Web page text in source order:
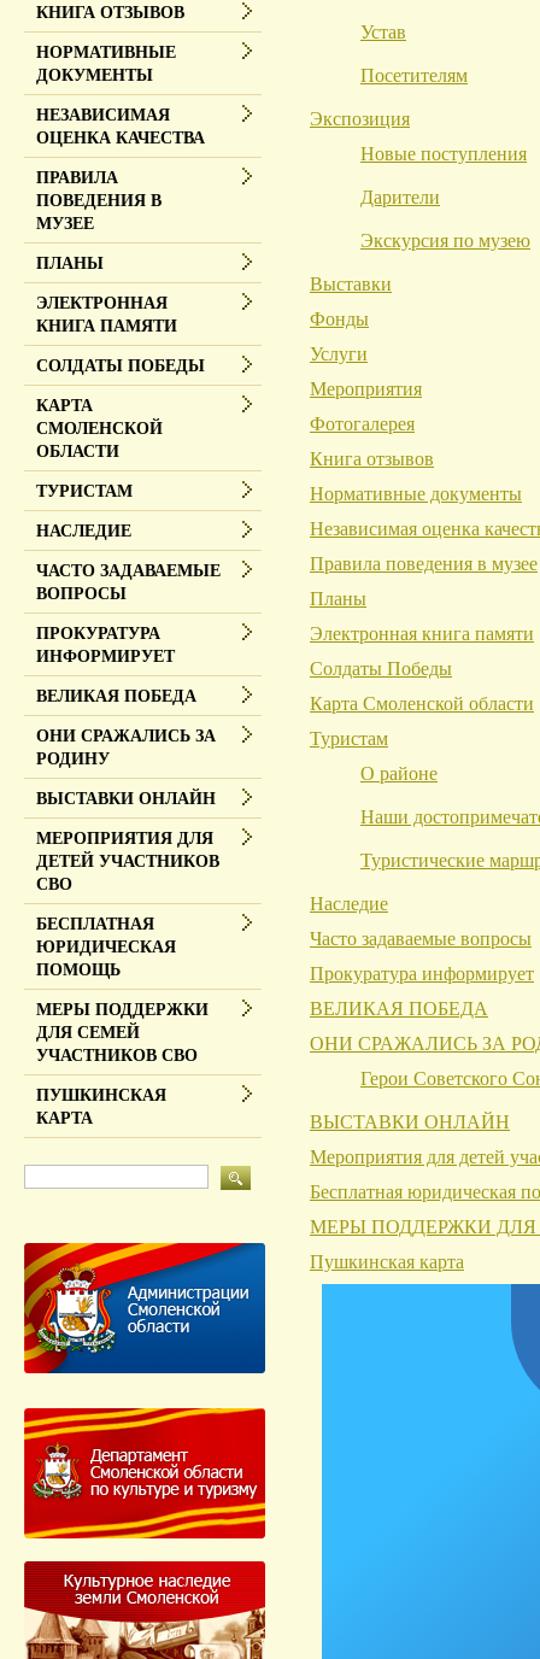
Устав
Посетителям
Экспозиция
Новые поступления
Дарители
Экскурсия по музею
Выставки
Фонды
Услуги
Мероприятия
Фотогалерея
Книга отзывов
Нормативные документы
Независимая оценка
Правила поведения в музее
Планы
Электронная книга памяти
Солдаты Победы
Карта Смоленской области
Туристам
О районе
Наши
Туристические
Наследие
Часто задаваемые вопросы
Прокуратура информирует
ВЕЛИКАЯ ПОБЕДА
ОНИ СРАЖАЛИСЬ ЗА
Герои Советского
ВЫСТАВКИ ОНЛАЙН
Мероприятия для детей
Бесплатная юридическая
МЕРЫ ПОДДЕРЖКИ
Пушкинская карта
КНИГА ОТЗЫВОВ
НОРМАТИВНЫЕ
ДОКУМЕНТЫ
НЕЗАВИСИМАЯ
ОЦЕНКА КАЧЕСТВА
ПРАВИЛА
ПОВЕДЕНИЯ В
МУЗЕЕ
ПЛАНЫ
ЭЛЕКТРОННАЯ
КНИГА ПАМЯТИ
СОЛДАТЫ ПОБЕДЫ
КАРТА
СМОЛЕНСКОЙ
ОБЛАСТИ
ТУРИСТАМ
НАСЛЕДИЕ
ЧАСТО ЗАДАВАЕМЫЕ
ВОПРОСЫ
ПРОКУРАТУРА
ИНФОРМИРУЕТ
ВЕЛИКАЯ ПОБЕДА
ОНИ СРАЖАЛИСЬ ЗА
РОДИНУ
ВЫСТАВКИ ОНЛАЙН
МЕРОПРИЯТИЯ ДЛЯ
ДЕТЕЙ УЧАСТНИКОВ
СВО
БЕСПЛАТНАЯ
ЮРИДИЧЕСКАЯ
ПОМОЩЬ
МЕРЫ ПОДДЕРЖКИ
ДЛЯ СЕМЕЙ
УЧАСТНИКОВ СВО
ПУШКИНСКАЯ
КАРТА